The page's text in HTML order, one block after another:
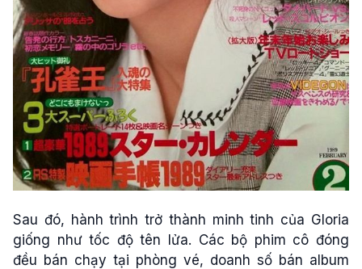
Sau đó, hành trình trở thành minh tinh của Gloria
giống như tốc độ tên lửa. Các bộ phim cô đóng
đều bán chạy tại phòng vé, doanh số bán album